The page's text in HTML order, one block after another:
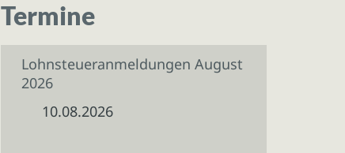
Termine
Lohnsteueranmeldungen August
2026
10.08.2026